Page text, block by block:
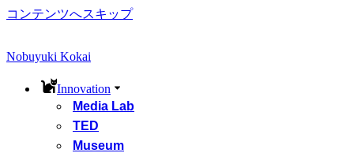
コンテンツへスキップ
Nobuyuki Kokai
Innovation
Media Lab
TED
Museum